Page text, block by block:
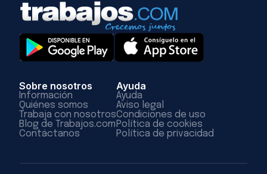
Sobre nosotros
Información
Quiénes somos
Trabaja con nosotros
Blog de Trabajos.com
Contáctanos
Ayuda
Ayuda
Aviso legal
Condiciones de uso
Política de cookies
Política de privacidad